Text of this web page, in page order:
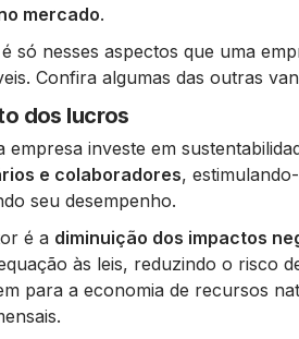
mercado.
só nesses aspectos que uma
Confira algumas das outras
dos lucros
empresa investe em
e colaboradores,
seu desempenho.
é a diminuição dos impactos
às leis, reduzindo o risco
para a economia de recursos